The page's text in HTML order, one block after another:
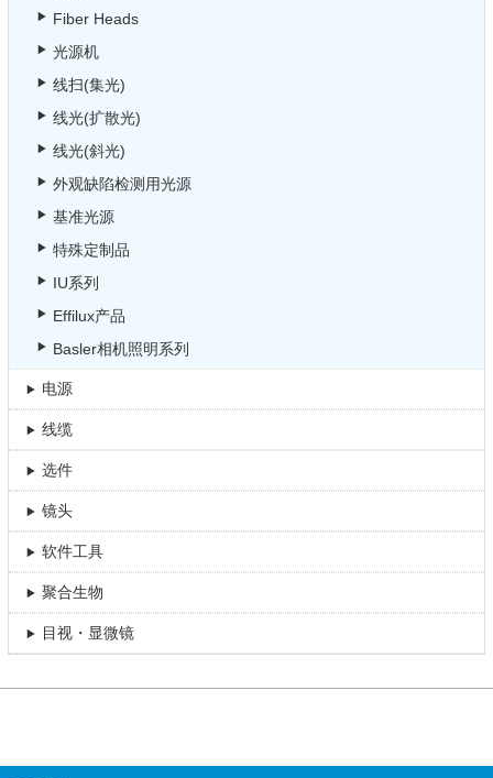
Fiber Heads
光源机
线扫(集光)
线光(扩散光)
线光(斜光)
外观缺陷检测用光源
基准光源
特殊定制品
IU系列
Effilux产品
Basler相机照明系列
电源
线缆
选件
镜头
软件工具
聚合生物
目视・显微镜